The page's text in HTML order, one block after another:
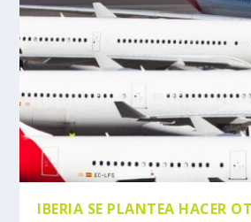
IBERIA SE PLANTEA HACER